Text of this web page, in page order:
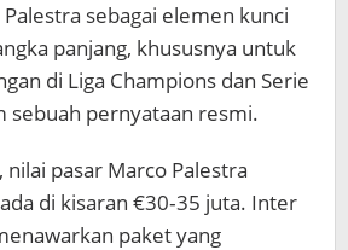
sebagai elemen kunci
panjang, khususnya untuk
di Liga Champions dan Serie
sebuah pernyataan resmi.
nilai pasar Marco Palestra
di kisaran €30‑35 juta. Inter
paket yang